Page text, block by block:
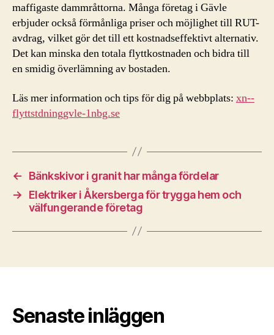
maffigaste dammråttorna. Många företag i Gävle
erbjuder också förmånliga priser och möjlighet till RUT-
avdrag, vilket gör det till ett kostnadseffektivt alternativ.
Det kan minska den totala flyttkostnaden och bidra till
en smidig överlämning av bostaden.
Läs mer information och tips för dig på webbplats: xn--
flyttstdninggvle-1nbg.se
←
Bänkskivor i granit har många fördelar
→
Elektriker i Åkersberga för trygga hem och
välfungerande företag
Senaste inläggen